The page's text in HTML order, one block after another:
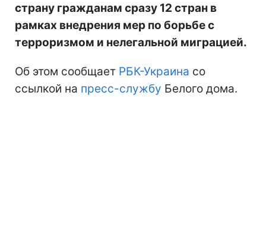
страну гражданам сразу 12 стран в
рамках внедрения мер по борьбе с
терроризмом и нелегальной миграцией.
Об этом сообщает РБК-Украина со
ссылкой на пресс-службу Белого дома.